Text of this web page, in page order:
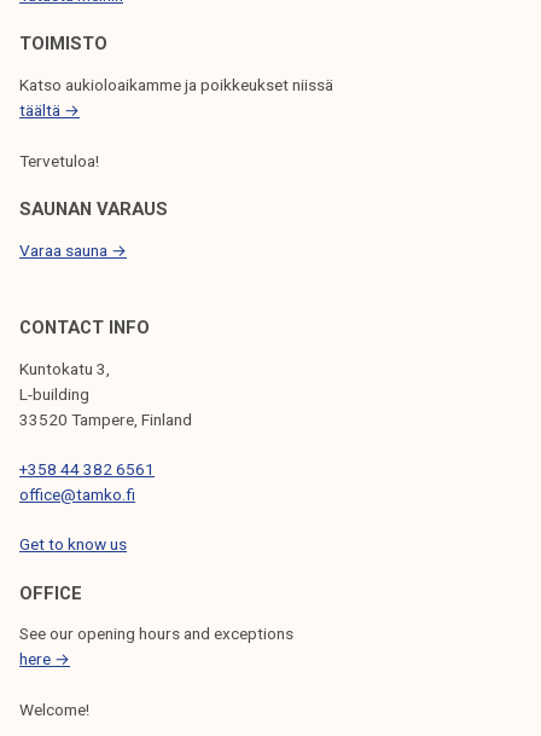
S
TOIMISTO
Katso aukioloaikamme ja poikkeukset niissä
täältä →
Tervetuloa!
SAUNAN VARAUS
Varaa sauna →
CONTACT INFO
Kuntokatu 3,
L-building
33520 Tampere, Finland
+358 44 382 6561
office@tamko.fi
Get to know us
OFFICE
See our opening hours and exceptions
here →
Welcome!